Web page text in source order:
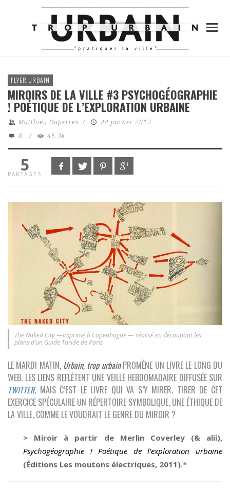
FLYER URBAIN
MIROIRS DE LA VILLE #3 PSYCHOGÉOGRAPHIE
! POÉTIQUE DE L’EXPLORATION URBAINE
Matthieu Duperrex /
24 janvier 2012
8
/ 45.3k
5
PARTAGES
The Naked City —imprimé à Copenhague — réalisé en découpant les
plans d’un Guide Taride de Paris
LE MARDI MATIN, Urbain, trop urbainPROMÈNE UN LIVRE LE LONG DU
WEB. LES LIENS REFLÈTENT UNE VEILLE HEBDOMADAIRE DIFFUSÉE SUR
TWITTER, MAIS C’EST LE LIVRE QUI VA S’Y MIRER. TIRER DE CET
EXERCICE SPÉCULAIRE UN RÉPERTOIRE SYMBOLIQUE, UNE ÉTHIQUE DE
LA VILLE, COMME LE VOUDRAIT LE GENRE DU MIROIR ?
> Miroir à partir de Merlin Coverley (& alii),
Psychogéographie ! Poétique de l’exploration urbaine
(Éditions Les moutons électriques, 2011).*